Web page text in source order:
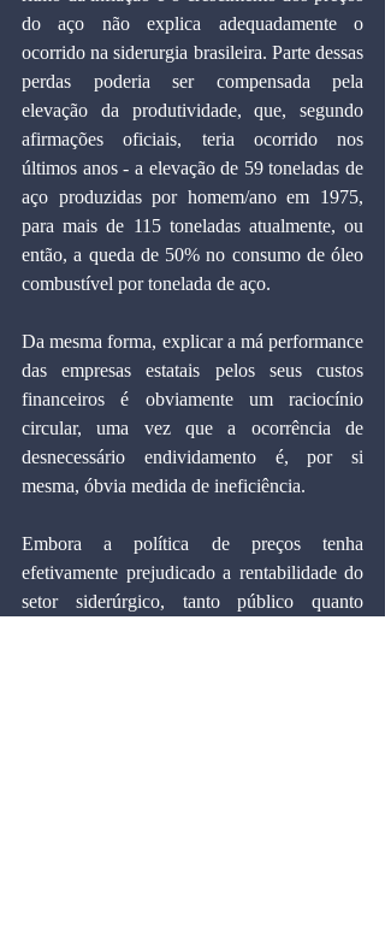
do aço não explica adequadamente o
ocorrido na siderurgia brasileira. Parte dessas
perdas poderia ser compensada pela
elevação da produtividade, que, segundo
afirmações oficiais, teria ocorrido nos
últimos anos - a elevação de 59 toneladas de
aço produzidas por homem/ano em 1975,
para mais de 115 toneladas atualmente, ou
então, a queda de 50% no consumo de óleo
combustível por tonelada de aço.
Da mesma forma, explicar a má performance
das empresas estatais pelos seus custos
financeiros é obviamente um raciocínio
circular, uma vez que a ocorrência de
desnecessário endividamento é, por si
mesma, óbvia medida de ineficiência.
Embora a política de preços tenha
efetivamente prejudicado a rentabilidade do
setor siderúrgico, tanto público quanto